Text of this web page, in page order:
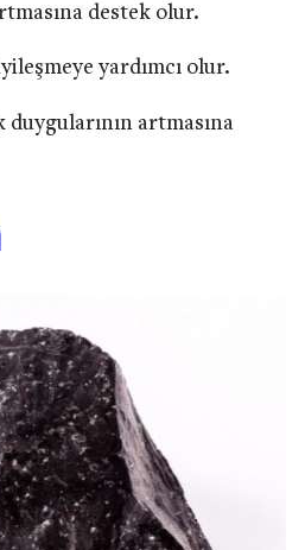
destek olur.
yardımcı olur.
artmasına